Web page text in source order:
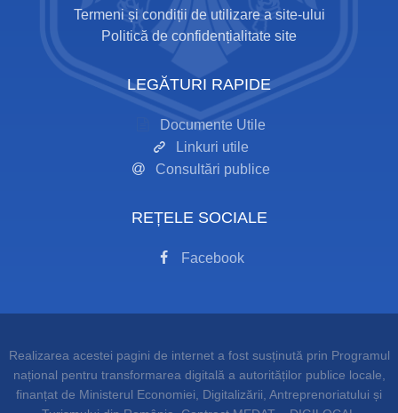
Termeni și condiții de utilizare a site-ului
Politică de confidențialitate site
LEGĂTURI RAPIDE
Documente Utile
Linkuri utile
Consultări publice
REȚELE SOCIALE
Facebook
Realizarea acestei pagini de internet a fost susținută prin Programul
național pentru transformarea digitală a autorităților publice locale,
finanțat de Ministerul Economiei, Digitalizării, Antreprenoriatului și